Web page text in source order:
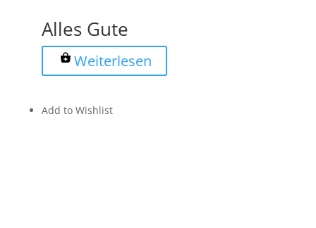
Alles Gute
Weiterlesen
Add to Wishlist